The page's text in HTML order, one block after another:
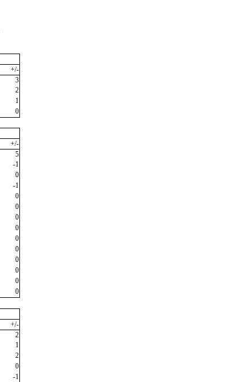
+/-
3
2
1
0
+/-
5
-1
0
-1
0
0
0
0
0
0
0
0
0
0
+/-
2
1
2
0
-1